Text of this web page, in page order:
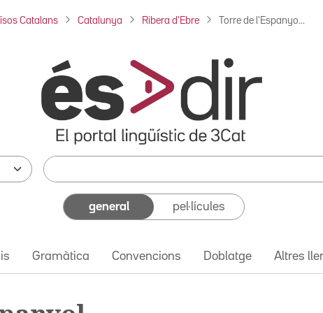
Catalans Catalunya Ribera d'Ebre Torre de l'Espanyo...
general pel·lícules
Gramàtica Convencions Doblatge Altres